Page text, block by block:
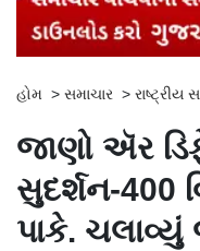
હોમ > સમાચાર > રાષ્ટ્રીય
જાણો ઍર
સુદર્શન-400
પાકે. ચલાવ્યું